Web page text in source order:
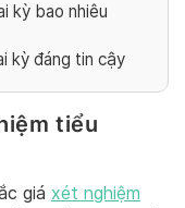
kỳ bao nhiêu
kỳ đáng tin cậy
tiểu
giá xét nghiệm